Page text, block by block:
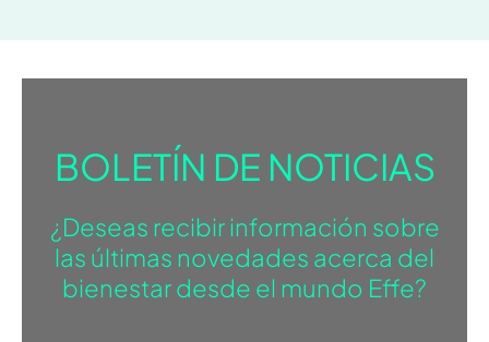
BOLETÍN DE NOTICIAS
¿Deseas recibir información sobre
las últimas novedades acerca del
bienestar desde el mundo Effe?